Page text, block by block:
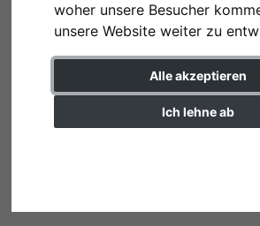
woher unsere Besucher
unsere Website weiter zu
Alle akzeptieren
Ich lehne ab